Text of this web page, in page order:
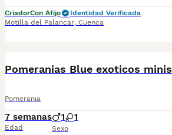
CriadorCon Afijo
Identidad Verificada
Motilla del Palancar, Cuenca
Pomeranias Blue exoticos minis
Pomerania
7 semanas
Edad
1 1
Sexo